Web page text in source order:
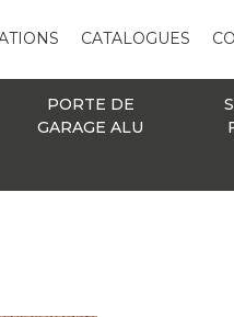
CATALOGUES
PORTE DE
GARAGE ALU